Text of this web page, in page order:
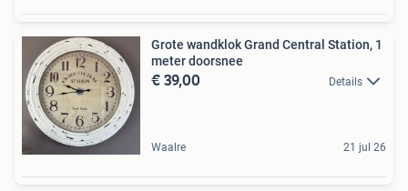
Grote wandklok Grand Central Station, 1
meter doorsnee
€ 39,00 Details
Waalre 21 jul 26